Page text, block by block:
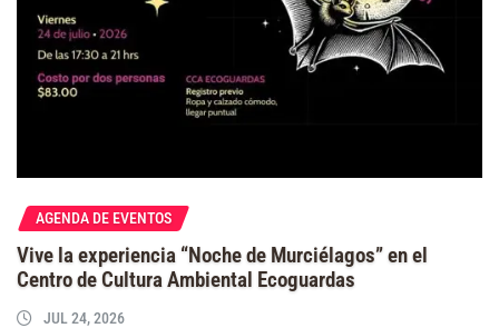
AGENDA DE EVENTOS
Vive la experiencia “Noche de Murciélagos” en el
Centro de Cultura Ambiental Ecoguardas
JUL 24, 2026